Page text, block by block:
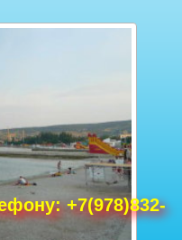
+7(978)832-
Крым фото
Света, Крым